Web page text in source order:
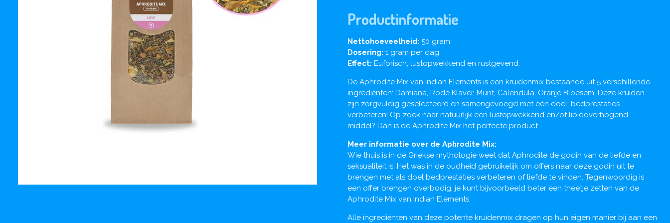
Productinformatie
Nettohoeveelheid: 50 gram
Dosering: 1 gram per dag
Effect: Euforisch, lustopwekkend en rustgevend.
De Aphrodite Mix van Indian Elements is een kruidenmix bestaande uit 5 verschillende
ingrediënten: Damiana, Rode Klaver, Munt, Calendula, Oranje Bloesem. Deze kruiden
zijn zorgvuldig geselecteerd en samengevoegd met één doel: bedprestaties
verbeteren! Op zoek naar natuurlijk een lustopwekkend en/of libidoverhogend
middel? Dan is de Aphrodite Mix het perfecte product.
Meer informatie over de Aphrodite Mix:
Wie thuis is in de Griekse mythologie weet dat Aphrodite de godin van de liefde en
seksualiteit is. Het was in de oudheid gebruikelijk om offers naar deze godin uit te
brengen met als doel bedprestaties verbeteren of liefde te vinden. Tegenwoordig is
een offer brengen overbodig, je kunt bijvoorbeeld beter een theetje zetten van de
Aphrodite Mix van Indian Elements.
Alle ingrediënten van deze potente kruidenmix dragen op hun eigen manier bij aan een